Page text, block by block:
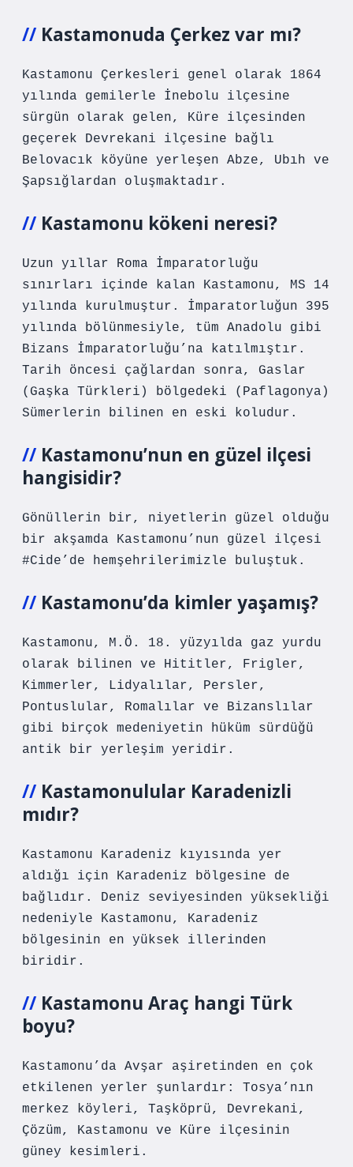
Kastamonuda Çerkez var mı?
Kastamonu Çerkesleri genel olarak 1864
yılında gemilerle İnebolu ilçesine
sürgün olarak gelen, Küre ilçesinden
geçerek Devrekani ilçesine bağlı
Belovacık köyüne yerleşen Abze, Ubıh ve
Şapsığlardan oluşmaktadır.
Kastamonu kökeni neresi?
Uzun yıllar Roma İmparatorluğu
sınırları içinde kalan Kastamonu, MS 14
yılında kurulmuştur. İmparatorluğun 395
yılında bölünmesiyle, tüm Anadolu gibi
Bizans İmparatorluğu’na katılmıştır.
Tarih öncesi çağlardan sonra, Gaslar
(Gaşka Türkleri) bölgedeki (Paflagonya)
Sümerlerin bilinen en eski koludur.
Kastamonu’nun en güzel ilçesi
hangisidir?
Gönüllerin bir, niyetlerin güzel olduğu
bir akşamda Kastamonu’nun güzel ilçesi
#Cide’de hemşehrilerimizle buluştuk.
Kastamonu’da kimler yaşamış?
Kastamonu, M.Ö. 18. yüzyılda gaz yurdu
olarak bilinen ve Hititler, Frigler,
Kimmerler, Lidyalılar, Persler,
Pontuslular, Romalılar ve Bizanslılar
gibi birçok medeniyetin hüküm sürdüğü
antik bir yerleşim yeridir.
Kastamonulular Karadenizli
mıdır?
Kastamonu Karadeniz kıyısında yer
aldığı için Karadeniz bölgesine de
bağlıdır. Deniz seviyesinden yüksekliği
nedeniyle Kastamonu, Karadeniz
bölgesinin en yüksek illerinden
biridir.
Kastamonu Araç hangi Türk
boyu?
Kastamonu’da Avşar aşiretinden en çok
etkilenen yerler şunlardır: Tosya’nın
merkez köyleri, Taşköprü, Devrekani,
Çözüm, Kastamonu ve Küre ilçesinin
güney kesimleri.